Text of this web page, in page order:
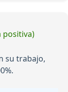
positiva)
su trabajo,